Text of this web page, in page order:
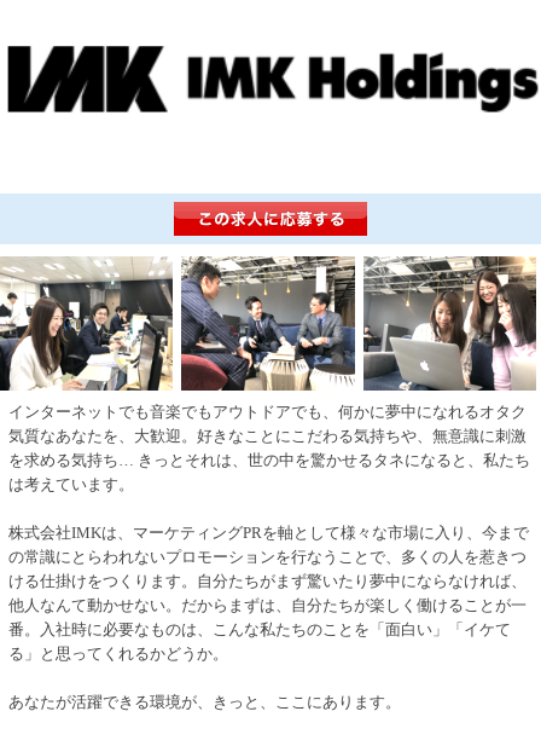
インターネットでも音楽でもアウトドアでも、何かに夢中になれるオタク
気質なあなたを、大歓迎。好きなことにこだわる気持ちや、無意識に刺激
を求める気持ち… きっとそれは、世の中を驚かせるタネになると、私たち
は考えています。
株式会社IMKは、マーケティングPRを軸として様々な市場に入り、今まで
の常識にとらわれないプロモーションを行なうことで、多くの人を惹きつ
ける仕掛けをつくります。自分たちがまず驚いたり夢中にならなければ、
他人なんて動かせない。だからまずは、自分たちが楽しく働けることが一
番。入社時に必要なものは、こんな私たちのことを「面白い」「イケて
る」と思ってくれるかどうか。
あなたが活躍できる環境が、きっと、ここにあります。